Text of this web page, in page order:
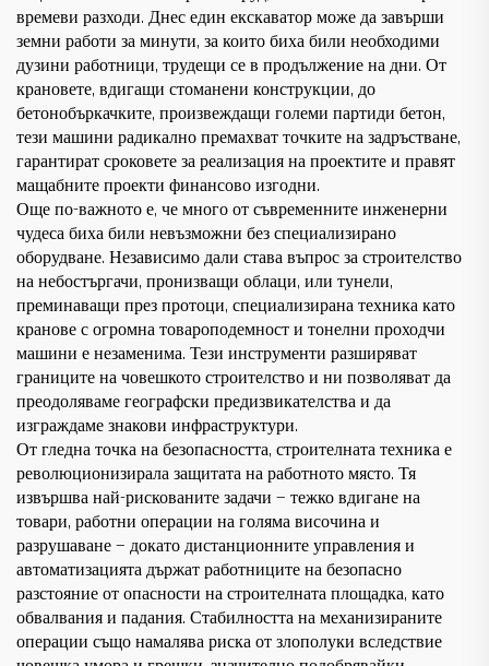
времеви разходи. Днес един екскаватор може да завърши
земни работи за минути, за които биха били необходими
дузини работници, трудещи се в продължение на дни. От
крановете, вдигащи стоманени конструкции, до
бетонобъркачките, произвеждащи големи партиди бетон,
тези машини радикално премахват точките на задръстване,
гарантират сроковете за реализация на проектите и правят
мащабните проекти финансово изгодни.
Още по-важното е, че много от съвременните инженерни
чудеса биха били невъзможни без специализирано
оборудване. Независимо дали става въпрос за строителство
на небостъргачи, пронизващи облаци, или тунели,
преминаващи през протоци, специализирана техника като
кранове с огромна товароподемност и тонелни проходчи
машини е незаменима. Тези инструменти разширяват
границите на човешкото строителство и ни позволяват да
преодоляваме географски предизвикателства и да
изграждаме знакови инфраструктури.
От гледна точка на безопасността, строителната техника е
революционизирала защитата на работното място. Тя
извършва най-рискованите задачи — тежко вдигане на
товари, работни операции на голяма височина и
разрушаване — докато дистанционните управления и
автоматизацията държат работниците на безопасно
разстояние от опасности на строителната площадка, като
обвалвания и падания. Стабилността на механизираните
операции също намалява риска от злополуки вследствие